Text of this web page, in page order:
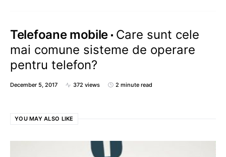
Telefoane mobile Care sunt cele
mai comune sisteme de operare
pentru telefon?
December 5, 2017 372 views 2 minute read
YOU MAY ALSO LIKE